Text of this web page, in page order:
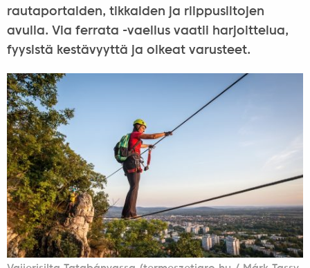
rautaportaiden, tikkaiden ja riippusiltojen
avulla. Via ferrata -vaellus vaatii harjoittelua,
fyysistä kestävyyttä ja oikeat varusteet.